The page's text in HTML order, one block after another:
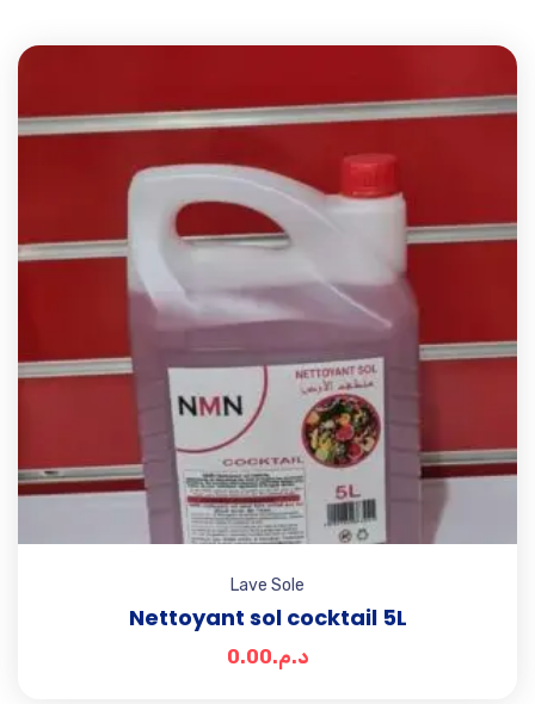
Add
Lave Sole
Nettoyant sol cocktail 5L
د.م.0.00